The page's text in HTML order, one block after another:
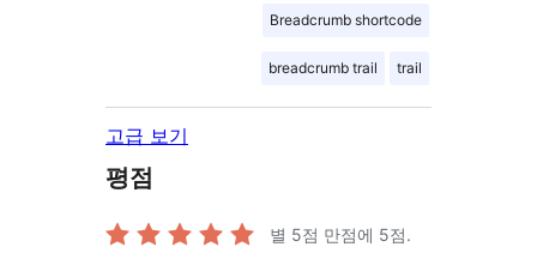
Breadcrumb shortcode
breadcrumb trail trail
고급 보기
평점
별 5점 만점에 5점.